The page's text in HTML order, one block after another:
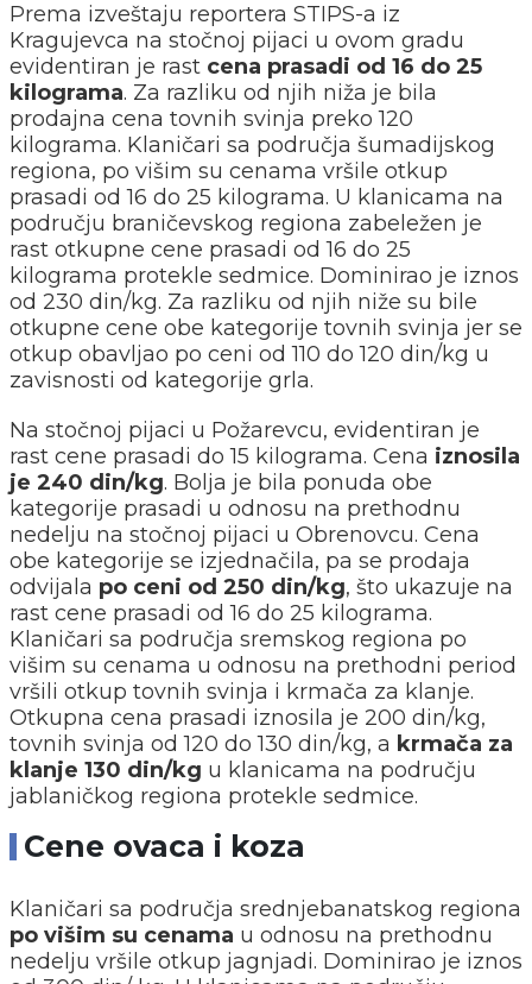
Prema izveštaju reportera STIPS-a iz
Kragujevca na stočnoj pijaci u ovom gradu
evidentiran je rast cena prasadi od 16 do 25
kilograma. Za razliku od njih niža je bila
prodajna cena tovnih svinja preko 120
kilograma. Klaničari sa područja šumadijskog
regiona, po višim su cenama vršile otkup
prasadi od 16 do 25 kilograma. U klanicama na
području braničevskog regiona zabeležen je
rast otkupne cene prasadi od 16 do 25
kilograma protekle sedmice. Dominirao je iznos
od 230 din/kg. Za razliku od njih niže su bile
otkupne cene obe kategorije tovnih svinja jer se
otkup obavljao po ceni od 110 do 120 din/kg u
zavisnosti od kategorije grla.
Na stočnoj pijaci u Požarevcu, evidentiran je
rast cene prasadi do 15 kilograma. Cena iznosila
je 240 din/kg. Bolja je bila ponuda obe
kategorije prasadi u odnosu na prethodnu
nedelju na stočnoj pijaci u Obrenovcu. Cena
obe kategorije se izjednačila, pa se prodaja
odvijala po ceni od 250 din/kg, što ukazuje na
rast cene prasadi od 16 do 25 kilograma.
Klaničari sa područja sremskog regiona po
višim su cenama u odnosu na prethodni period
vršili otkup tovnih svinja i krmača za klanje.
Otkupna cena prasadi iznosila je 200 din/kg,
tovnih svinja od 120 do 130 din/kg, a krmača za
klanje 130 din/kg u klanicama na području
jablaničkog regiona protekle sedmice.
Cene ovaca i koza
Klaničari sa područja srednjebanatskog regiona
po višim su cenama u odnosu na prethodnu
nedelju vršile otkup jagnjadi. Dominirao je iznos